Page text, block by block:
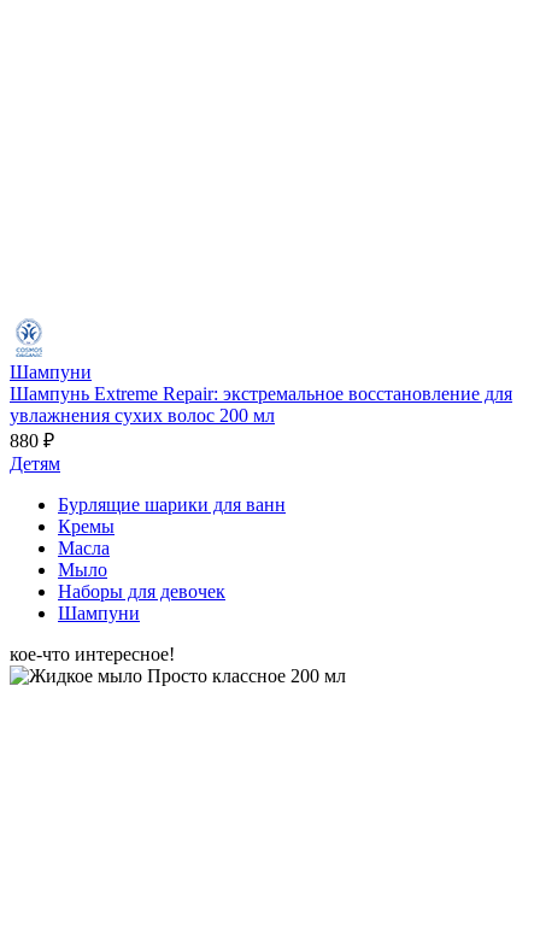
Шампуни
Шампунь Extreme Repair: экстремальное восстановление для
увлажнения сухих волос 200 мл
880 ₽
Детям
Бурлящие шарики для ванн
Кремы
Масла
Мыло
Наборы для девочек
Шампуни
кое-что интересное!